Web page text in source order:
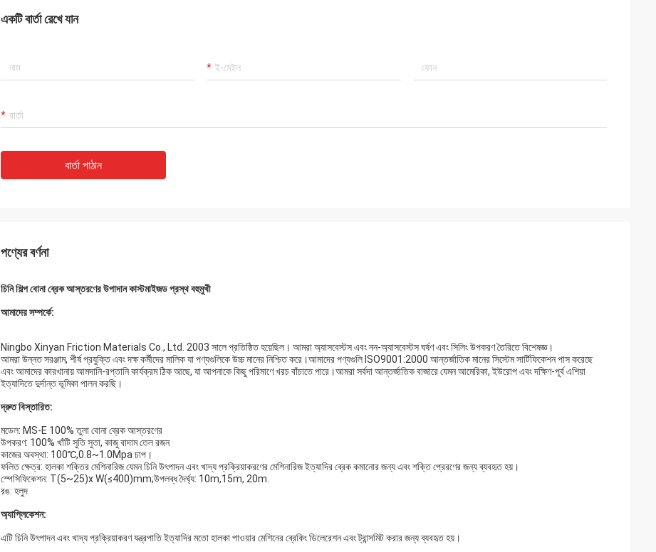
একটি বার্তা রেখে যান
বার্তা পাঠান
পণ্যের বর্ণনা
চিনি শিল্প বোনা ব্রেক আস্তরণের উপাদান কাস্টমাইজড প্রস্থ বহুমুখী
আমাদের সম্পর্কে:
Ningbo Xinyan Friction Materials Co., Ltd. 2003 সালে প্রতিষ্ঠিত হয়েছিল। আমরা অ্যাসবেস্টস এবং নন-অ্যাসবেস্টস ঘর্ষণ এবং সিলিং উপকরণ তৈরিতে বিশেষজ্ঞ।
আমরা উন্নত সরঞ্জাম, শীর্ষ প্রযুক্তি এবং দক্ষ কর্মীদের মালিক যা পণ্যগুলিকে উচ্চ মানের নিশ্চিত করে।আমাদের পণ্যগুলি ISO9001:2000 আন্তর্জাতিক মানের সিস্টেম সার্টিফিকেশন পাস করেছে
এবং আমাদের কারখানায় আমদানি-রপ্তানি কার্যক্রম ঠিক আছে, যা আপনাকে কিছু পরিমাণে খরচ বাঁচাতে পারে।আমরা সর্বদা আন্তর্জাতিক বাজারে যেমন আমেরিকা, ইউরোপ এবং দক্ষিণ-পূর্ব এশিয়া
ইত্যাদিতে দুর্দান্ত ভূমিকা পালন করছি।
দ্রুত বিস্তারিত:
মডেল: MS-E 100% তুলা বোনা ব্রেক আস্তরণের
উপকরণ: 100% খাঁটি সুতি সুতা, কাজু বাদাম তেল রজন
কাজের অবস্থা: 100℃,0.8~1.0Mpa চাপ।
ফলিত ক্ষেত্র: হালকা শক্তির মেশিনারিজ যেমন চিনি উৎপাদন এবং খাদ্য প্রক্রিয়াকরণের মেশিনারিজ ইত্যাদির ব্রেক কমানোর জন্য এবং শক্তি প্রেরণের জন্য ব্যবহৃত হয়।
স্পেসিফিকেশন: T(5~25)x W(≤400)mm;উপলব্ধ দৈর্ঘ্য: 10m,15m, 20m.
রঙ: হলুদ
অ্যাপ্লিকেশন:
এটি চিনি উৎপাদন এবং খাদ্য প্রক্রিয়াকরণ যন্ত্রপাতি ইত্যাদির মতো হালকা পাওয়ার মেশিনের ব্রেকিং ডিলেরেশন এবং ট্রান্সমিট করার জন্য ব্যবহৃত হয়।